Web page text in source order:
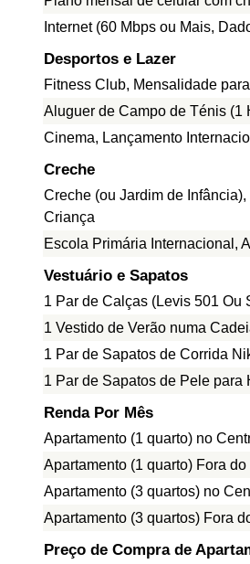
Internet (60 Mbps ou Mais,
Desportos e Lazer
Fitness Club, Mensalidade
Aluguer de Campo de Ténis (1
Cinema, Lançamento
Creche
Creche (ou Jardim de
Criança
Escola Primária Internacional,
Vestuário e Sapatos
1 Par de Calças (Levis 501 Ou
1 Vestido de Verão numa
1 Par de Sapatos de Corrida
1 Par de Sapatos de Pele para
Renda Por Mês
Apartamento (1 quarto) no
Apartamento (1 quarto) Fora do
Apartamento (3 quartos) no
Apartamento (3 quartos) Fora
Preço de Compra de